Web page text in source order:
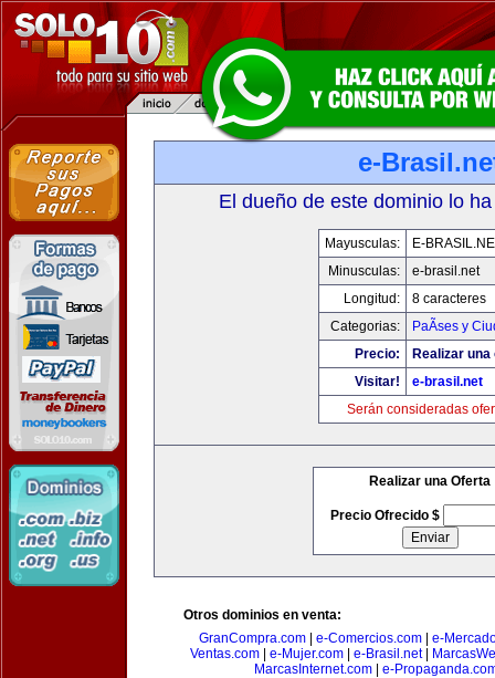
e-
El dueño de este dominio lo
Mayusculas:
E-
Minusculas:
e-brasil.net
Longitud:
8 caracteres
Categorias:
PaÃ­ses y
Precio:
Realizar
Visitar!
e-brasil.net
Serán consideradas
Realizar una Oferta
Precio Ofrecido $
Otros dominios en venta:
GranCompra.com
e-Comercios.com
e-
Ventas.com| e-Mujer.com| e-Brasil.net|
MarcasInternet.com
e-